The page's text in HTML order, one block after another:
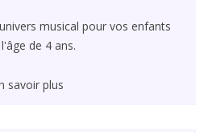
musical pour vos enfants
de 4 ans.
savoir plus